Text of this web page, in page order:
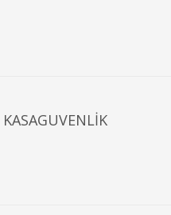
KASAGUVENLIK